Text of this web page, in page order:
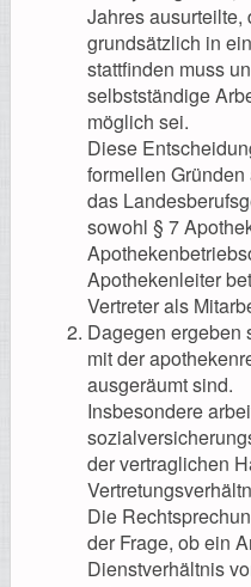
Jahres ausurteilte,
grundsätzlich in
stattfinden muss
selbstständige
möglich sei.
Diese
formellen
das
sowohl § 7
Apothekenleiter
Vertreter als
Dagegen ergeben
mit der
ausgeräumt sind.
Insbesondere
der vertraglichen
Die
der Frage, ob ein
Dienstverhältnis